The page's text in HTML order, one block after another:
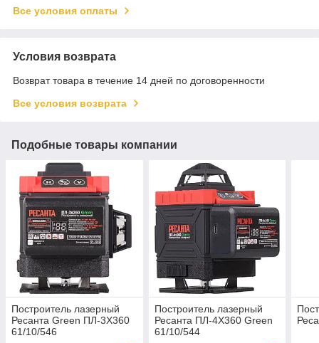
Все условия оплаты
Условия возврата
Возврат товара в течение 14 дней по договоренности
Все условия возврата
Подобные товары компании
Построитель лазерный
Ресанта Green ПЛ-3Х360
61/10/546
Построитель лазерный
Ресанта ПЛ-4Х360 Green
61/10/544